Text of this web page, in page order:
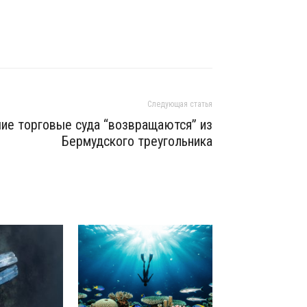
Следующая статья
торговые суда “возвращаются” из
Бермудского треугольника